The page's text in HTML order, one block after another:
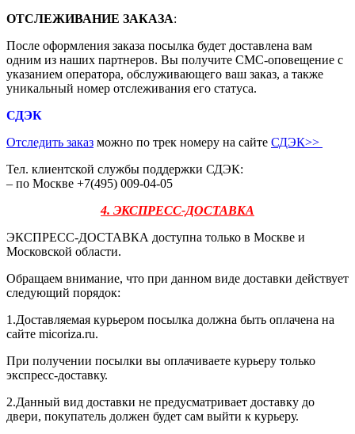
ОТСЛЕЖИВАНИЕ ЗАКАЗА:
После оформления заказа посылка будет доставлена вам
одним из наших партнеров. Вы получите СМС-оповещение с
указанием оператора, обслуживающего ваш заказ, а также
уникальный номер отслеживания его статуса.
СДЭК
Отследить заказ можно по трек номеру на сайте СДЭК>>
Тел. клиентской службы поддержки СДЭК:
– по Москве +7(495) 009-04-05
4. ЭКСПРЕСС-ДОСТАВКА
ЭКСПРЕСС-ДОСТАВКА доступна только в Москве и
Московской области.
Обращаем внимание, что при данном виде доставки действует
следующий порядок:
1.Доставляемая курьером посылка должна быть оплачена на
сайте micoriza.ru.
При получении посылки вы оплачиваете курьеру только
экспресс-доставку.
2.Данный вид доставки не предусматривает доставку до
двери, покупатель должен будет сам выйти к курьеру.